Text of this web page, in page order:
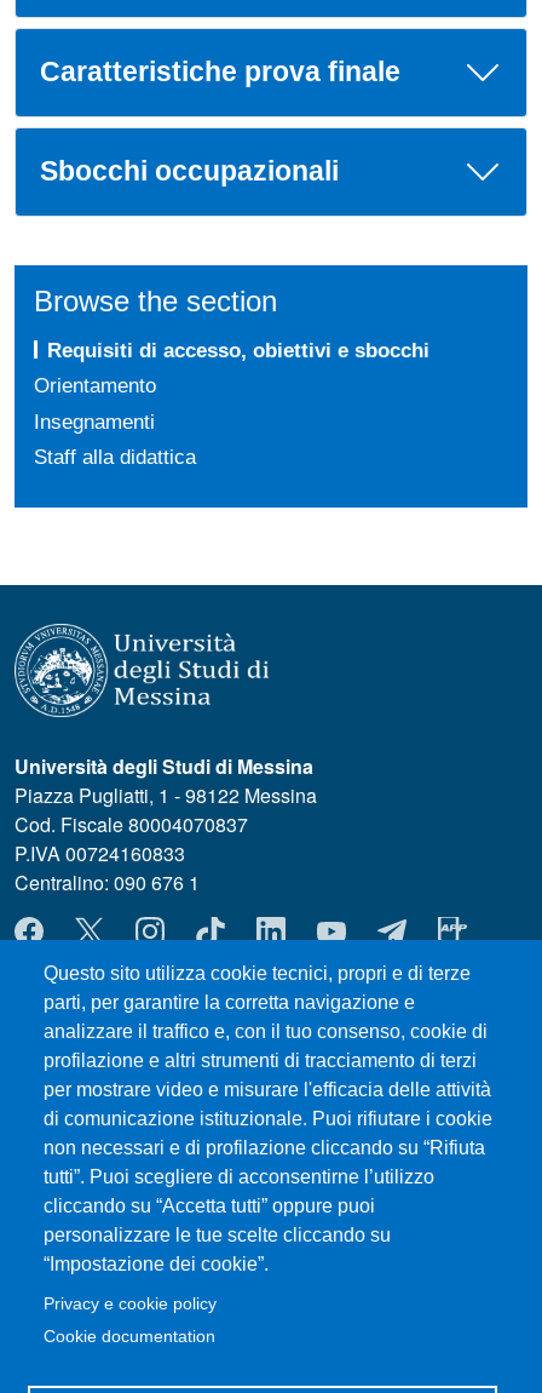
Caratteristiche prova finale
Sbocchi occupazionali
Browse the section
Requisiti di accesso, obiettivi e sbocchi
Orientamento
Insegnamenti
Staff alla didattica
Questo sito utilizza cookie tecnici, propri e di terze
parti, per garantire la corretta navigazione e
analizzare il traffico e, con il tuo consenso, cookie di
profilazione e altri strumenti di tracciamento di terzi
per mostrare video e misurare l'efficacia delle attività
di comunicazione istituzionale. Puoi rifiutare i cookie
non necessari e di profilazione cliccando su “Rifiuta
tutti”. Puoi scegliere di acconsentirne l’utilizzo
cliccando su “Accetta tutti” oppure puoi
personalizzare le tue scelte cliccando su
“Impostazione dei cookie”.
Privacy e cookie policy
Cookie documentation
Università degli Studi di Messina
Piazza Pugliatti, 1 - 98122 Messina
Cod. Fiscale 80004070837
P.IVA 00724160833
Centralino: 090 676 1
MENÙ SOCIAL
MENÙ FOOTER 1
Esami
Accessibility statement
Modulistica
Prenotazione Aule e Laboratori Didattici
Orientamento
Parti Sociali
Ritiro Attestati
Studenti UNIME
MENÙ FOOTER 2
UniMeSTONE